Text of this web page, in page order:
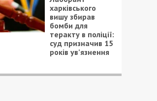
харківського
вишу збирав
бомби для
теракту в поліції:
суд призначив 15
років ув’язнення